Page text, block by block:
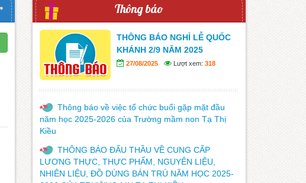
Thông báo
THÔNG BÁO NGHỈ LỄ QUỐC
KHÁNH 2/9 NĂM 2025
27/08/2025 Lượt xem: 318
Thông báo về việc tổ chức buổi gặp mặt đầu
năm học 2025-2026 của Trường mầm non Tạ Thị
Kiều
THÔNG BÁO ĐẤU THẦU VỀ CUNG CẤP
LƯƠNG THỰC, THỰC PHẨM, NGUYÊN LIỆU,
NHIÊN LIỆU, ĐỒ DÙNG BÁN TRÚ NĂM HỌC 2025-